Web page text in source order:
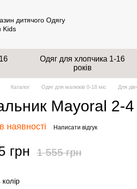
Одяг для хлопчика 1-16
років
Каталог Одяг для малюків 0-18 міс Для
Mayoral 2-
наявності Написати відгук
грн 1 555 грн